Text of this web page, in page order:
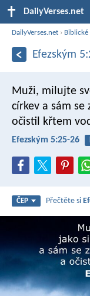
DailyVerses.net
DailyVerses.net ›
Efezským
Muži, milujte
církev a sám
očistil křtem
Efezským 5:25-26
ČEP Přečtěte si